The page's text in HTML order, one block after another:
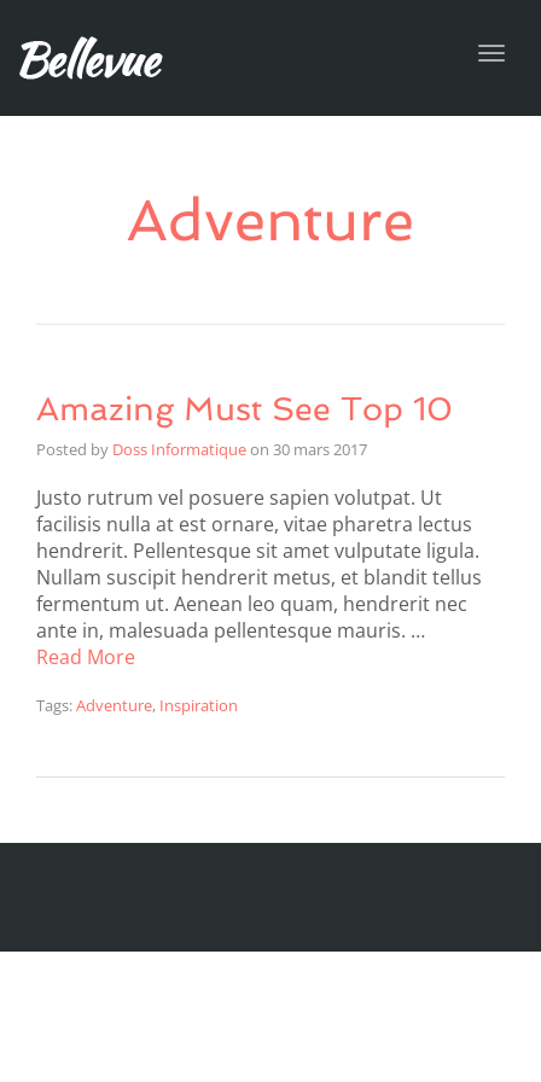
Adventure
Amazing Must See Top 10
Posted by Doss Informatiqueon 30 mars 2017
Justo rutrum vel posuere sapien volutpat. Ut
facilisis nulla at est ornare, vitae pharetra lectus
hendrerit. Pellentesque sit amet vulputate ligula.
Nullam suscipit hendrerit metus, et blandit tellus
fermentum ut. Aenean leo quam, hendrerit nec
ante in, malesuada pellentesque mauris. …
Read More
Tags:Adventure, Inspiration